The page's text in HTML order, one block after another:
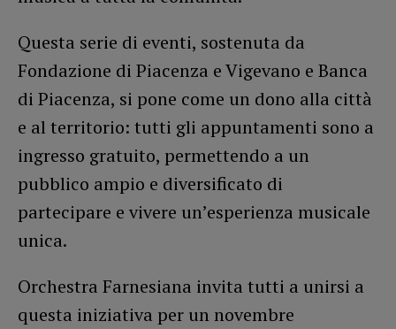
Questa serie di eventi, sostenuta da
Fondazione di Piacenza e Vigevano e Banca
di Piacenza, si pone come un dono alla città
e al territorio: tutti gli appuntamenti sono a
ingresso gratuito, permettendo a un
pubblico ampio e diversificato di
partecipare e vivere un’esperienza musicale
unica.
Orchestra Farnesiana invita tutti a unirsi a
questa iniziativa per un novembre